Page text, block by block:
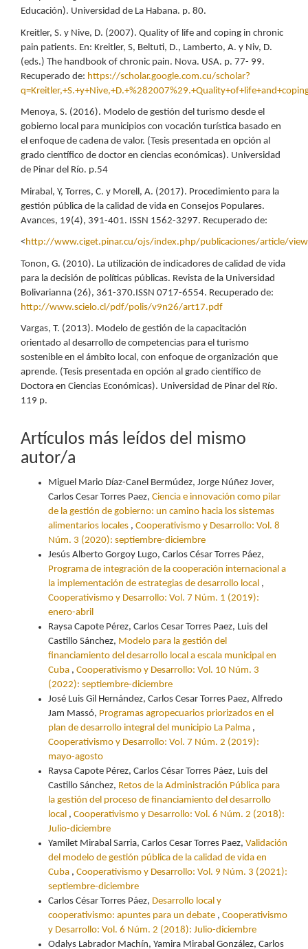
Educación). Universidad de La Habana. p. 80.
Kreitler, S. y Nive, D. (2007). Quality of life and coping in chronic
pain patients. En: Kreitler, S, Beltuti, D., Lamberto, A. y Niv, D.
(eds.) The handbook of chronic pain. Nova. USA. p. 77- 99.
Recuperado de: https://scholar.google.com.cu/scholar?
Menoya, S. (2016). Modelo de gestión del turismo desde el
gobierno local para municipios con vocación turística basado en
el enfoque de cadena de valor. (Tesis presentada en opción al
grado científico de doctor en ciencias económicas). Universidad
de Pinar del Río. p.54
Mirabal, Y, Torres, C. y Morell, A. (2017). Procedimiento para la
gestión pública de la calidad de vida en Consejos Populares.
Avances, 19(4), 391-401. ISSN 1562-3297. Recuperado de:
<http://www.ciget.pinar.cu/ojs/index.php/publicaciones/article/
Tonon, G. (2010). La utilización de indicadores de calidad de vida
para la decisión de políticas públicas. Revista de la Universidad
Bolivarianna (26), 361-370.ISSN 0717-6554. Recuperado de:
http://www.scielo.cl/pdf/polis/v9n26/art17.pdf
Vargas, T. (2013). Modelo de gestión de la capacitación
orientado al desarrollo de competencias para el turismo
sostenible en el ámbito local, con enfoque de organización que
aprende. (Tesis presentada en opción al grado científico de
Doctora en Ciencias Económicas). Universidad de Pinar del Río.
119 p.
Artículos más leídos del mismo
autor/a
Miguel Mario Díaz-Canel Bermúdez, Jorge Núñez Jover,
Carlos Cesar Torres Paez, Ciencia e innovación como pilar
de la gestión de gobierno: un camino hacia los sistemas
alimentarios locales , Cooperativismo y Desarrollo: Vol. 8
Núm. 3 (2020): septiembre-diciembre
Jesús Alberto Gorgoy Lugo, Carlos César Torres Páez,
Programa de integración de la cooperación internacional a
la implementación de estrategias de desarrollo local ,
Cooperativismo y Desarrollo: Vol. 7 Núm. 1 (2019):
enero-abril
Raysa Capote Pérez, Carlos Cesar Torres Paez, Luis del
Castillo Sánchez, Modelo para la gestión del
financiamiento del desarrollo local a escala municipal en
Cuba , Cooperativismo y Desarrollo: Vol. 10 Núm. 3
(2022): septiembre-diciembre
José Luis Gil Hernández, Carlos Cesar Torres Paez, Alfredo
Jam Massó, Programas agropecuarios priorizados en el
plan de desarrollo integral del municipio La Palma ,
Cooperativismo y Desarrollo: Vol. 7 Núm. 2 (2019):
mayo-agosto
Raysa Capote Pérez, Carlos César Torres Páez, Luis del
Castillo Sánchez, Retos de la Administración Pública para
la gestión del proceso de financiamiento del desarrollo
local , Cooperativismo y Desarrollo: Vol. 6 Núm. 2 (2018):
Julio-diciembre
Yamilet Mirabal Sarria, Carlos Cesar Torres Paez, Validación
del modelo de gestión pública de la calidad de vida en
Cuba , Cooperativismo y Desarrollo: Vol. 9 Núm. 3 (2021):
septiembre-diciembre
Carlos César Torres Páez, Desarrollo local y
cooperativismo: apuntes para un debate , Cooperativismo
y Desarrollo: Vol. 6 Núm. 2 (2018): Julio-diciembre
Odalys Labrador Machín, Yamira Mirabal González, Carlos